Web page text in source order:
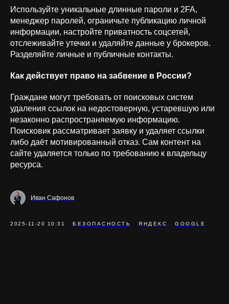
Используйте уникальные длинные пароли и 2FA,
менеджер паролей, ограничьте публикацию личной
информации, настройте приватность соцсетей,
отслеживайте утечки и удаляйте данные у брокеров.
Разделяйте личные и публичные контакты.
Как действует право на забвение в России?
Граждане могут требовать от поисковых систем
удаления ссылок на недостоверную, устаревшую или
незаконно распространяемую информацию.
Поисковик рассматривает заявку и удаляет ссылки
либо даёт мотивированный отказ. Сам контент на
сайте удаляется только по требованию к владельцу
ресурса.
Иван Сафонов
2025-11-20 10:31 БЕЗОПАСНОСТЬ ЯНДЕКС GOOGLE